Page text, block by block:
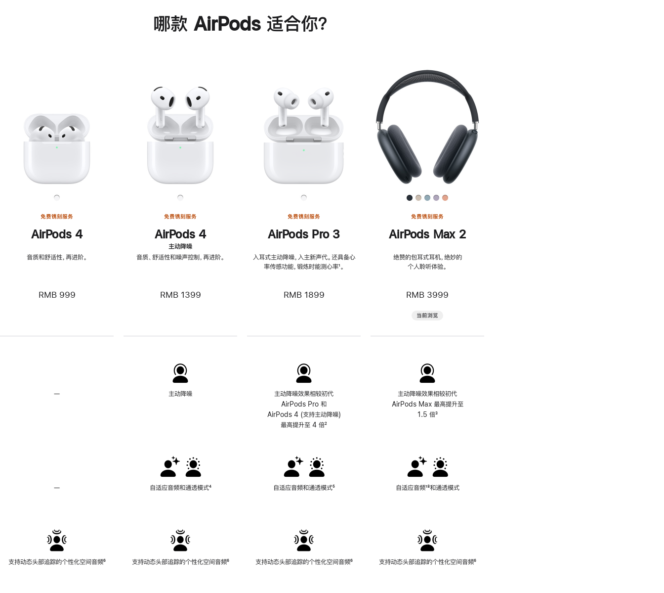
哪款 AirPods 适合你？
免费镌刻服务
AirPods 4
音质和舒适性，再进阶。
RMB 999
—
—
适
应
音
频
支持动态头部追踪的个性化空间音频脚
⁶
免费镌刻服务
AirPods 4
主动降噪
音质、舒适性和噪声控制，再进阶。
RMB 1399
主动降噪
自适应音频和通透模式脚
⁴
支持动态头部追踪的个性化空间音频脚
⁶
免费镌刻服务
AirPods Pro 3
入耳式主动降噪，入主新声代。还具备心
率传感功能，锻炼时能测心率脚
¹。
RMB 1899
主动降噪效果相较初代
AirPods Pro 和
AirPods 4 (支持主动降噪)
最高提升至 4 倍脚
²
自适应音频和通透模式脚
⁵
支持动态头部追踪的个性化空间音频脚
⁶
免费镌刻服务
AirPods Max 2
绝赞的包耳式耳机，绝妙的
个人聆听体验。
RMB 3999
当前浏览
主动降噪效果相较初代
AirPods Max 最高提升至
1.5 倍脚
³
自适应音频脚
¹⁸和通透模式
支持动态头部追踪的个性化空间音频脚
⁶